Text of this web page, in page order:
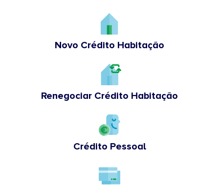
Novo Crédito Habitação
Renegociar Crédito Habitação
Crédito Pessoal